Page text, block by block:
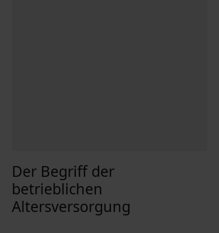
Der Begriff der
betrieblichen
Altersversorgung